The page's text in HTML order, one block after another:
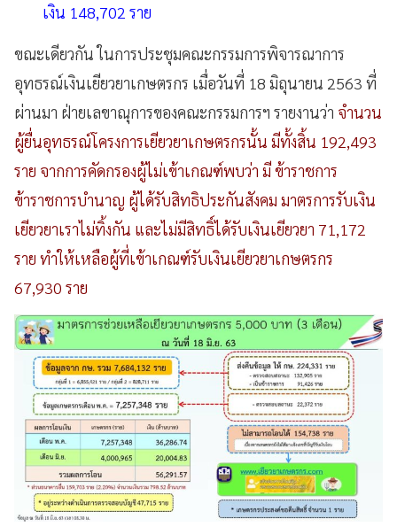
เงิน 148,702 ราย
ขณะเดียวกัน ในการประชุมคณะกรรมการพิจารณาการ
อุทธรณ์เงินเยียวยาเกษตรกร เมื่อวันที่ 18 มิถุนายน 2563 ที่
ผ่านมา ฝ่ายเลขาณุการของคณะกรรมการฯ รายงานว่า จำนวน
ผู้ยื่นอุทธรณ์โครงการเยียวยาเกษตรกรนั้น มีทั้งสิ้น 192,493
ราย จากการคัดกรองผู้ไม่เข้าเกณฑ์พบว่า มี ข้าราชการ
ข้าราชการบำนาญ ผู้ได้รับสิทธิประกันสังคม มาตรการรับเงิน
เยียวยาเราไม่ทิ้งกัน และไม่มีสิทธิ์ได้รับเงินเยียวยา 71,172
ราย ทำให้เหลือผู้ที่เข้าเกณฑ์รับเงินเยียวยาเกษตรกร
67,930 ราย